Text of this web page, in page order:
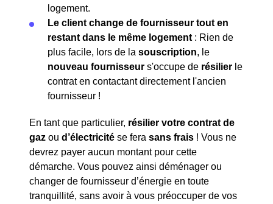
logement.
Le client change de fournisseur tout en
restant dans le même logement : Rien de
plus facile, lors de la souscription, le
nouveau fournisseur s'occupe de résilier le
contrat en contactant directement l'ancien
fournisseur !
En tant que particulier, résilier votre contrat de
gaz ou d’électricité se fera sans frais ! Vous ne
devrez payer aucun montant pour cette
démarche. Vous pouvez ainsi déménager ou
changer de fournisseur d’énergie en toute
tranquillité, sans avoir à vous préoccuper de vos